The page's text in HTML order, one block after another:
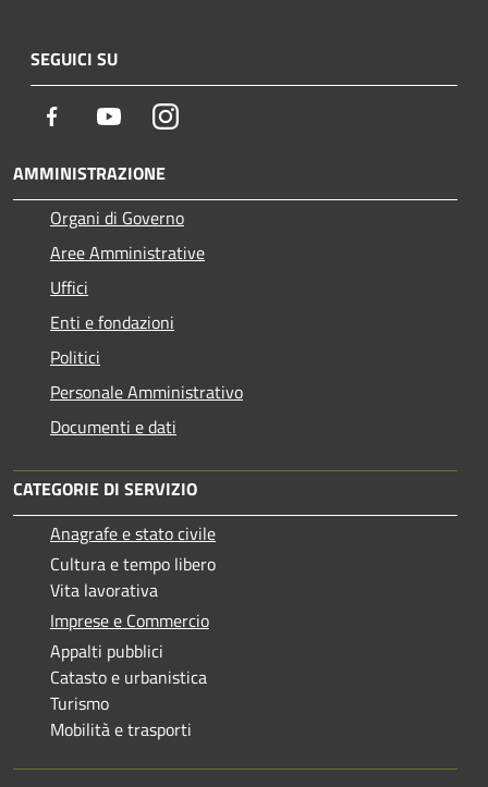
SEGUICI SU
Facebook YoutubeInstagram
AMMINISTRAZIONE
Organi di Governo
Aree Amministrative
Uffici
Enti e fondazioni
Politici
Personale Amministrativo
Documenti e dati
CATEGORIE DI SERVIZIO
Anagrafe e stato civile
Cultura e tempo libero
Vita lavorativa
Imprese e Commercio
Appalti pubblici
Catasto e urbanistica
Turismo
Mobilità e trasporti